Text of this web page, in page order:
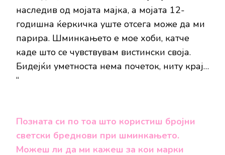
наследив од мојата мајка, а мојата 12-
годишна ќеркичка уште отсега може да ми
парира. Шминкањето е мое хоби, катче
каде што се чувствувам вистински своја.
Бидејќи уметноста нема почеток, ниту крај…
“
Позната си по тоа што користиш бројни
светски бреднови при шминкањето.
Можеш ли да ми кажеш за кои марки